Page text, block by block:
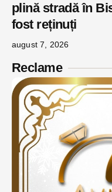
plină stradă în
fost reținuți
august 7, 2026
Reclame